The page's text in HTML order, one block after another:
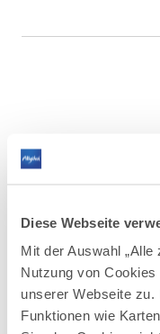
Diese Webseite
Mit der Auswahl
Nutzung von Cookies
unserer Webseite
Funktionen wie